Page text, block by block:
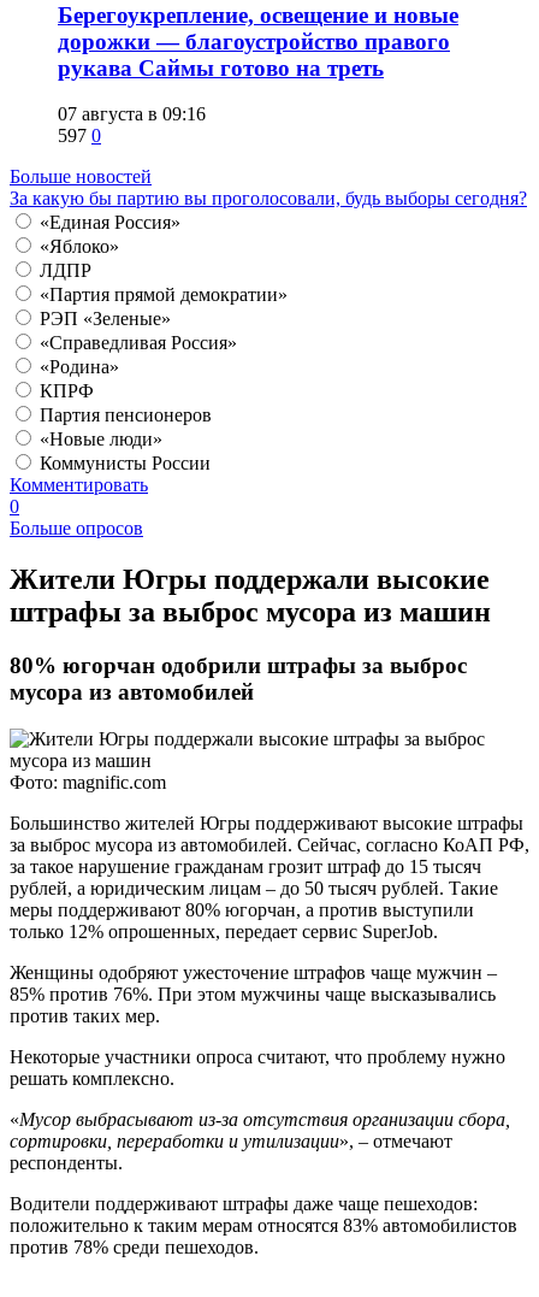
Берегоукрепление, освещение и новые
дорожки — благоустройство правого
рукава Саймы готово на треть
07 августа в 09:16
597 0
Больше новостей
За какую бы партию вы проголосовали, будь выборы сегодня?
«Единая Россия»
«Яблоко»
ЛДПР
«Партия прямой демократии»
РЭП «Зеленые»
«Справедливая Россия»
«Родина»
КПРФ
Партия пенсионеров
«Новые люди»
Коммунисты России
Комментировать
0
Больше опросов
​Жители Югры поддержали высокие
штрафы за выброс мусора из машин
80% югорчан одобрили штрафы за выброс
мусора из автомобилей
Фото: magnific.com
Большинство жителей Югры поддерживают высокие штрафы
за выброс мусора из автомобилей. Сейчас, согласно КоАП РФ,
за такое нарушение гражданам грозит штраф до 15 тысяч
рублей, а юридическим лицам ‒ до 50 тысяч рублей. Такие
меры поддерживают 80% югорчан, а против выступили
только 12% опрошенных, передает сервис SuperJob.
Женщины одобряют ужесточение штрафов чаще мужчин ‒
85% против 76%. При этом мужчины чаще высказывались
против таких мер.
Некоторые участники опроса считают, что проблему нужно
решать комплексно.
«Мусор выбрасывают из-за отсутствия организации сбора,
сортировки, переработки и утилизации», ‒ отмечают
респонденты.
Водители поддерживают штрафы даже чаще пешеходов:
положительно к таким мерам относятся 83% автомобилистов
против 78% среди пешеходов.